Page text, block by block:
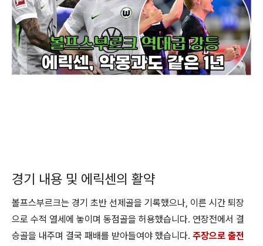
경기 내용 및 에릭센의 활약
볼프스부르크는 경기 초반 선제골을 기록했으나, 이른 시간 퇴장
으로 수적 열세에 놓이며 동점골을 허용했습니다. 연장전에서 결
승골을 내주며 결국 패배를 받아들여야 했습니다. 주장으로 출전